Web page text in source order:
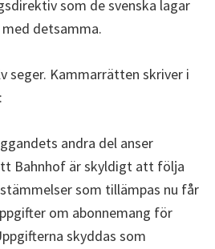
som de svenska lagar
detsamma.
seger. Kammarrätten skriver i
andra del anser
Bahnhof är skyldigt att följa
som tillämpas nu får
om abonnemang för
skyddas som